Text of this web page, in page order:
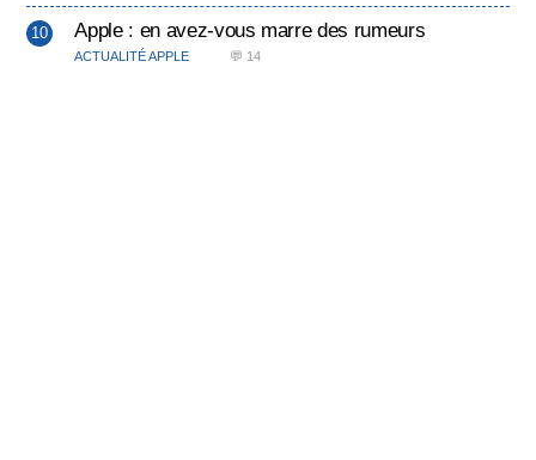
Apple : en avez-vous marre des rumeurs
ACTUALITÉ APPLE 💬 14